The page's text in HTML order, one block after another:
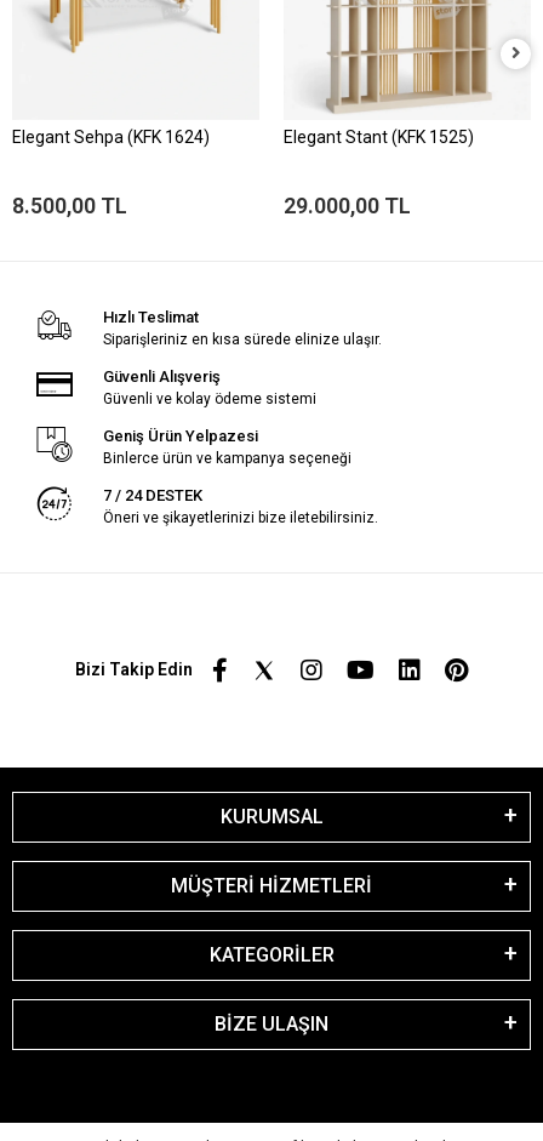
Elegant Sehpa (KFK 1624)
8.500,00 TL
Elegant Stant (KFK 1525)
29.000,00 TL
Hızlı Teslimat
Siparişleriniz en kısa sürede elinize ulaşır.
Güvenli Alışveriş
Güvenli ve kolay ödeme sistemi
Geniş Ürün Yelpazesi
Binlerce ürün ve kampanya seçeneği
7 / 24 DESTEK
Öneri ve şikayetlerinizi bize iletebilirsiniz.
Bizi Takip Edin
KURUMSAL
MÜŞTERİ HİZMETLERİ
KATEGORİLER
BİZE ULAŞIN